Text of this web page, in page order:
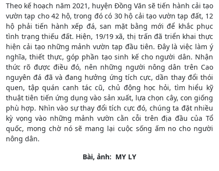
Theo kế hoạch năm 2021, huyện Đồng Văn sẽ tiến hành cải tạo
vườn tạp cho 42 hộ, trong đó có 30 hộ cải tạo vườn tạp đất, 12
hộ phải tiến hành xếp đá, san mặt bằng mới để khắc phục
tình trạng thiếu đất. Hiện, 19/19 xã, thị trấn đã triển khai thực
hiện cải tạo những mảnh vườn tạp đầu tiên. Đây là việc làm ý
nghĩa, thiết thực, góp phần tạo sinh kế cho người dân. Nhận
thức rõ được điều đó, nên những người nông dân trên Cao
nguyên đá đã và đang hưởng ứng tích cực, dần thay đổi thói
quen, tập quán canh tác cũ, chủ động học hỏi, tìm hiểu kỹ
thuật tiên tiến ứng dụng vào sản xuất, lựa chọn cây, con giống
phù hợp. Nhìn vào sự thay đổi tích cực đó, chúng ta đặt nhiều
kỳ vọng vào những mảnh vườn cằn cỗi trên địa đầu của Tổ
quốc, mong chờ nó sẽ mang lại cuộc sống ấm no cho người
nông dân.
Bài, ảnh: MY LY